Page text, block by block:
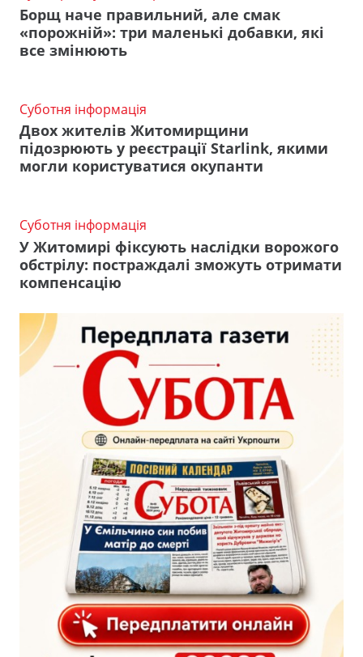
Борщ наче правильний, але смак
«порожній»: три маленькі добавки, які
все змінюють
Суботня інформація
Двох жителів Житомирщини
підозрюють у реєстрації Starlink, якими
могли користуватися окупанти
Суботня інформація
У Житомирі фіксують наслідки ворожого
обстрілу: постраждалі зможуть отримати
компенсацію